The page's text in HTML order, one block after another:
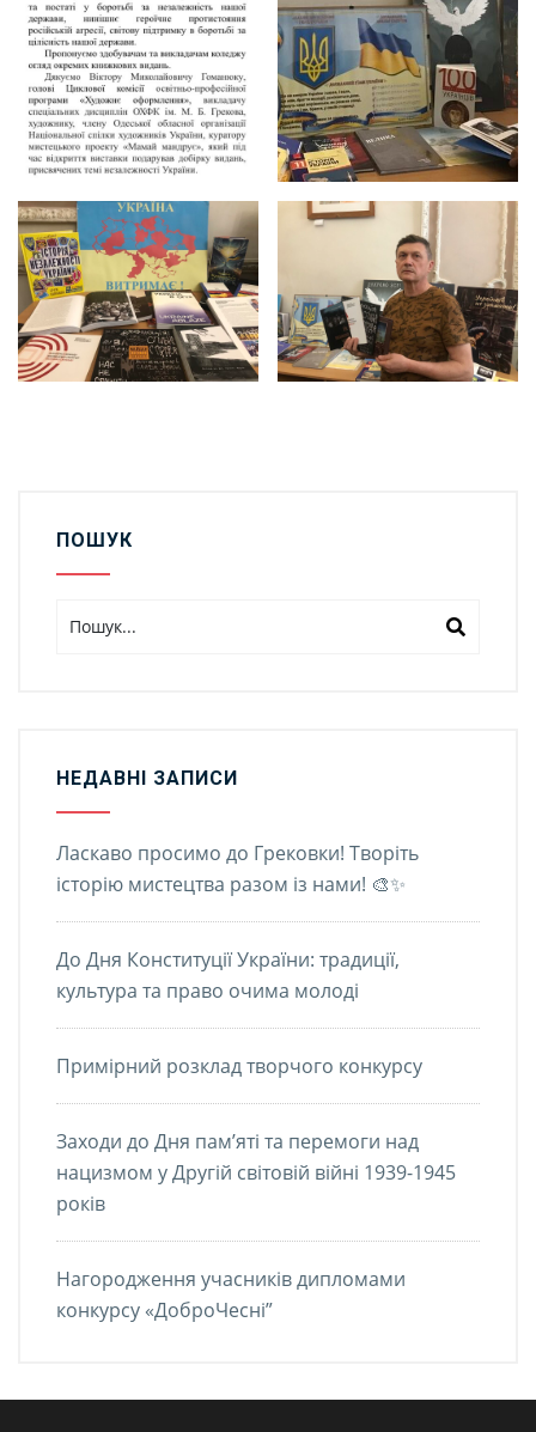
ПОШУК
НЕДАВНІ ЗАПИСИ
Ласкаво просимо до Грековки! Творіть
історію мистецтва разом із нами! 🎨✨
До Дня Конституції України: традиції,
культура та право очима молоді
Примірний розклад творчого конкурсу
Заходи до Дня пам’яті та перемоги над
нацизмом у Другій світовій війні 1939-1945
років
Нагородження учасників дипломами
конкурсу «ДоброЧесні”